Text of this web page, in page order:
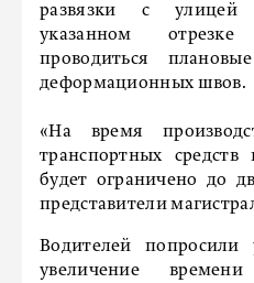
развязки с улицей
указанном
проводиться
деформационных швов.
«На время
транспортных средств
будет ограничено до
представители
Водителей попросили
увеличение